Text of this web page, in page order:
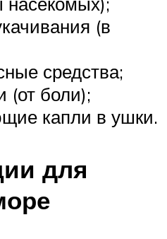
(в
средства;
(от боли);
капли в ушки.
для